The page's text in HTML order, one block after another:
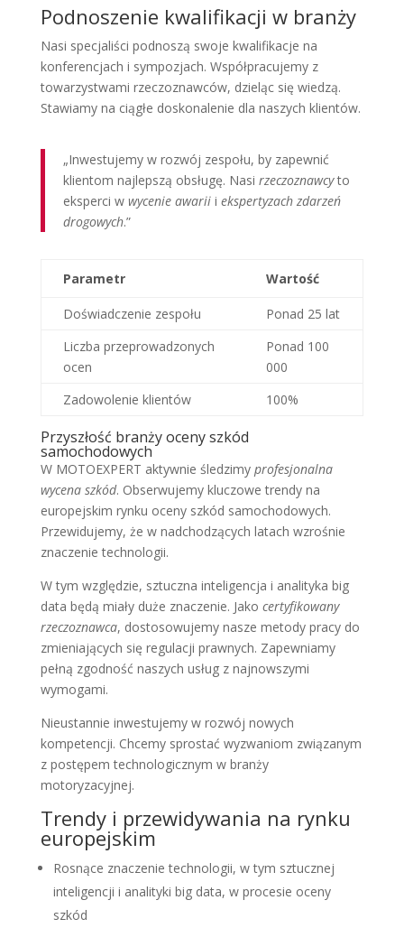
Podnoszenie kwalifikacji w branży
Nasi specjaliści podnoszą swoje kwalifikacje na
konferencjach i sympozjach. Współpracujemy z
towarzystwami rzeczoznawców, dzieląc się wiedzą.
Stawiamy na ciągłe doskonalenie dla naszych klientów.
„Inwestujemy w rozwój zespołu, by zapewnić
klientom najlepszą obsługę. Nasi rzeczoznawcyto
eksperci w wycenie awariii ekspertyzach zdarzeń
drogowych.”
Parametr Wartość
Doświadczenie zespołu
Ponad 25 lat
Liczba przeprowadzonych
ocen
Ponad 100
000
Zadowolenie klientów
100%
Przyszłość branży oceny szkód
samochodowych
W MOTOEXPERT aktywnie śledzimy profesjonalna
wycena szkód. Obserwujemy kluczowe trendy na
europejskim rynku oceny szkód samochodowych.
Przewidujemy, że w nadchodzących latach wzrośnie
znaczenie technologii.
W tym względzie, sztuczna inteligencja i analityka big
data będą miały duże znaczenie. Jako certyfikowany
rzeczoznawca, dostosowujemy nasze metody pracy do
zmieniających się regulacji prawnych. Zapewniamy
pełną zgodność naszych usług z najnowszymi
wymogami.
Nieustannie inwestujemy w rozwój nowych
kompetencji. Chcemy sprostać wyzwaniom związanym
z postępem technologicznym w branży
motoryzacyjnej.
Trendy i przewidywania na rynku
europejskim
Rosnące znaczenie technologii, w tym sztucznej
inteligencji i analityki big data, w procesie oceny
szkód